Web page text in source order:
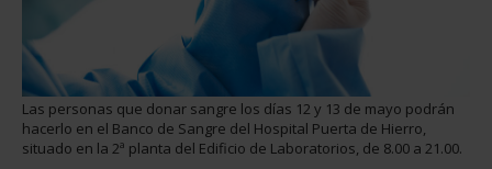
Las personas que donar sangre los días 12 y 13 de mayo podrán
hacerlo en el Banco de Sangre del Hospital Puerta de Hierro,
situado en la 2ª planta del Edificio de Laboratorios, de 8.00 a 21.00.